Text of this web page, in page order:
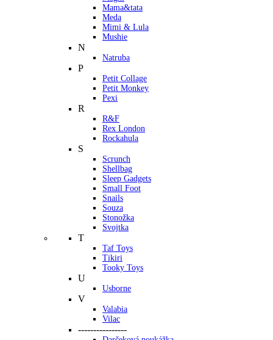
Mama&tata
Meda
Mimi & Lula
Mushie
N
Natruba
P
Petit Collage
Petit Monkey
Pexi
R
R&F
Rex London
Rockahula
S
Scrunch
Shellbag
Sleep Gadgets
Small Foot
Snails
Souza
Stonožka
Svojtka
T
Taf Toys
Tikiri
Tooky Toys
U
Usborne
V
Valabia
Vilac
----------------